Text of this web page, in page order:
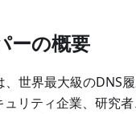
ーの概要
世界最大級のDNS
リティ企業、研究